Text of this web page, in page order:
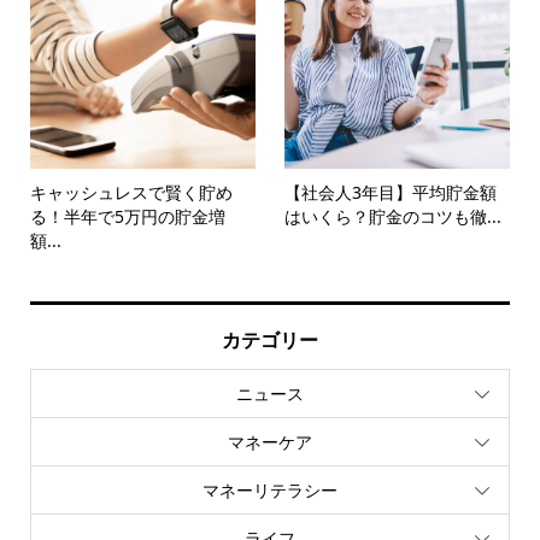
キャッシュレスで賢く貯め
る！半年で5万円の貯金増
額...
【社会人3年目】平均貯金額
はいくら？貯金のコツも徹...
カテゴリー
ニュース
マネーケア
マネーリテラシー